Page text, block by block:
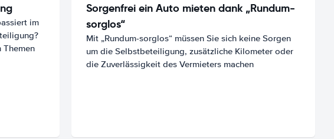
im
Themen
Sorgenfrei ein Auto mieten dank „Rundum-
sorglos“
Mit „Rundum-sorglos“ müssen Sie sich keine Sorgen
um die Selbstbeteiligung, zusätzliche Kilometer oder
die Zuverlässigkeit des Vermieters machen